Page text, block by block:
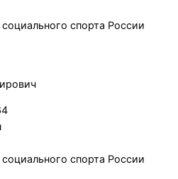
спорта России
спорта России